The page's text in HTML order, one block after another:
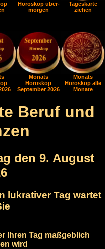
Horoskop über-
morgen
Tageskarte
ziehen
Monats
Horoskop
September 2026
Monats
Horoskop alle
Monate
Beruf und
den 9. August
lukrativer Tag wartet
Ihren Tag maßgeblich
wird